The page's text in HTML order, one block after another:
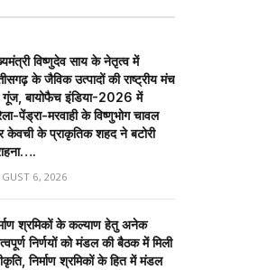
विष्णुदेव साय के नेतृत्व में
के जैविक उत्पादों की राष्ट्रीय मंच
गूंज, बायोफैच इंडिया-2026 में
पेंड्रा-मरवाही के विष्णुभोग चावल
केवची के प्राकृतिक शहद ने बटोरी
6, 2026
श्रमिकों के कल्याण हेतु अनेक
निर्णयों को मंडल की बैठक में मिली
निर्माण श्रमिकों के हित में मंडल